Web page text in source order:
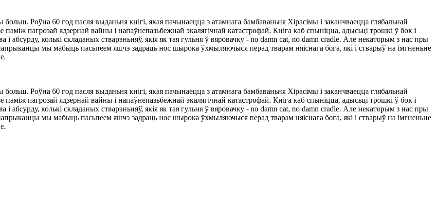
Роўна 60 год пасля выданьня кнігі, якая пачынаецца з атамнага бамбаваньня Хірасімы і заканчваецца глябальнай
паміж пагрозай ядзернай вайны і напаўнепазьбежнай экалягічнай катастрофай. Кніга каб спыніцца, адысьці трошкі ў бок і
і абсурду, колькі складаных стварэньняў, якія як тая гульня ў вяровачку - no damn cat, no damn cradle. Але некаторым з нас пры
мы мабыць пасьпеем яшчэ задраць нос шырока ўхмыляючыся перад тварам няіснага бога, які і стварыў на імгненьне
Роўна 60 год пасля выданьня кнігі, якая пачынаецца з атамнага бамбаваньня Хірасімы і заканчваецца глябальнай
паміж пагрозай ядзернай вайны і напаўнепазьбежнай экалягічнай катастрофай. Кніга каб спыніцца, адысьці трошкі ў бок і
і абсурду, колькі складаных стварэньняў, якія як тая гульня ў вяровачку - no damn cat, no damn cradle. Але некаторым з нас пры
мы мабыць пасьпеем яшчэ задраць нос шырока ўхмыляючыся перад тварам няіснага бога, які і стварыў на імгненьне